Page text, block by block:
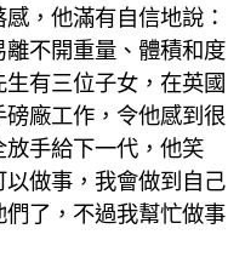
，他滿有自信地說：
離不開重量、體積和度
有三位子女，在英國
廠工作，令他感到很
手給下一代，他笑
做事，我會做到自己
了，不過我幫忙做事